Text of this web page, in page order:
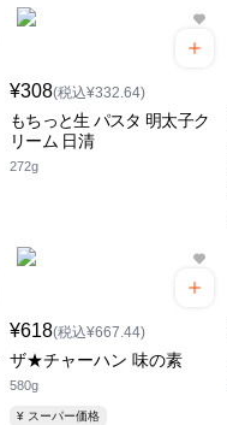
¥308(税込¥332.64)
もちっと生 パスタ 明太子ク
リーム 日清
272g
¥618(税込¥667.44)
ザ★チャーハン 味の素
580g
¥ スーパー価格